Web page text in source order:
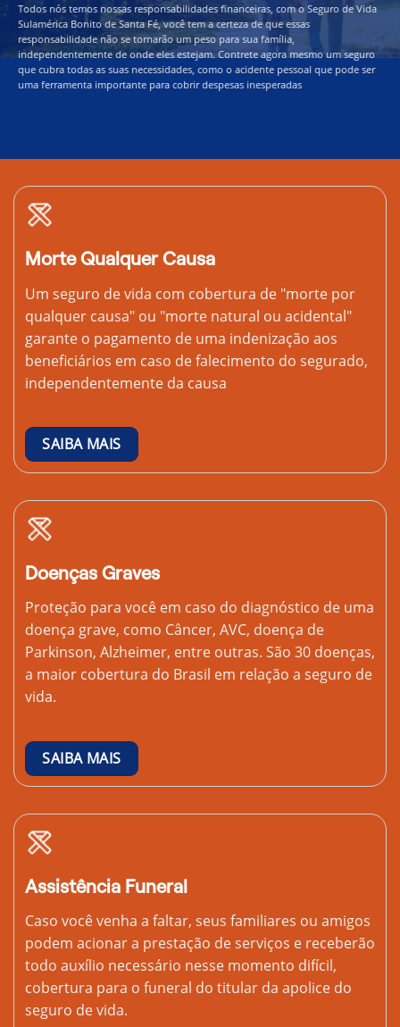
Todos nós temos nossas responsabilidades financeiras, com o Seguro de Vida
Sulamérica Bonito de Santa Fé, você tem a certeza de que essas
responsabilidade não se tornarão um peso para sua família,
independentemente de onde eles estejam. Contrete agora mesmo um seguro
que cubra todas as suas necessidades, como o acidente pessoal que pode ser
uma ferramenta importante para cobrir despesas inesperadas
Morte Qualquer Causa
Um seguro de vida com cobertura de "morte por
qualquer causa" ou "morte natural ou acidental"
garante o pagamento de uma indenização aos
beneficiários em caso de falecimento do segurado,
independentemente da causa
SAIBA MAIS
Doenças Graves
Proteção para você em caso do diagnóstico de uma
doença grave, como Câncer, AVC, doença de
Parkinson, Alzheimer, entre outras. São 30 doenças,
a maior cobertura do Brasil em relação a seguro de
vida.
SAIBA MAIS
Assistência Funeral
Caso você venha a faltar, seus familiares ou amigos
podem acionar a prestação de serviços e receberão
todo auxílio necessário nesse momento difícil,
cobertura para o funeral do titular da apolice do
seguro de vida.